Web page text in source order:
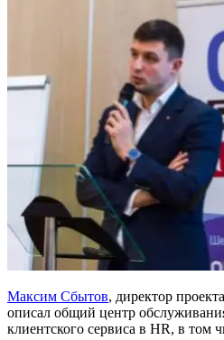
Максим Сбытов, директор
описал общий центр
клиентского сервиса в HR, в том